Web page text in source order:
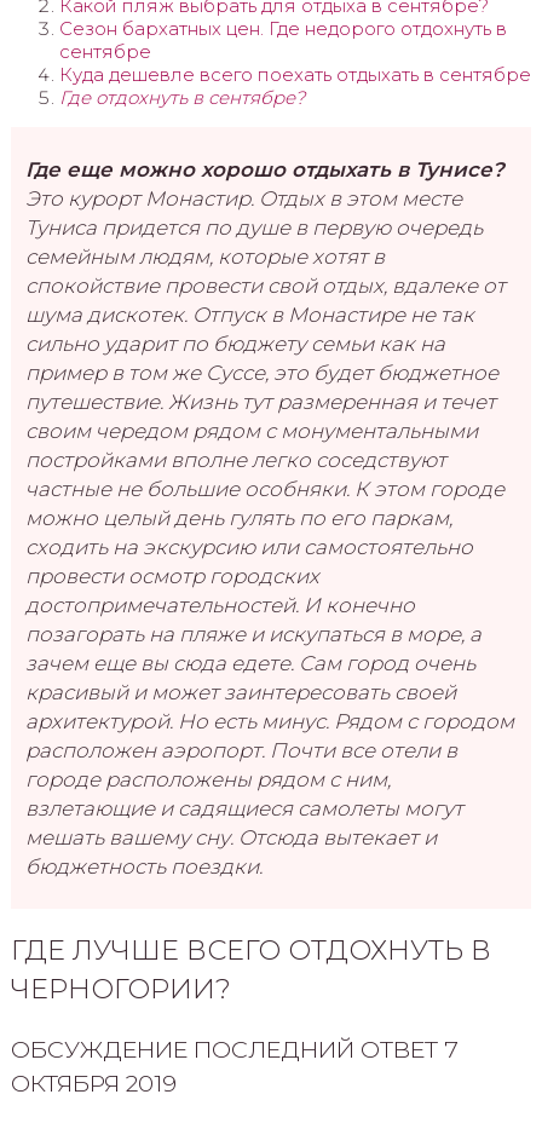
Какой пляж выбрать для отдыха в сентябре?
Сезон бархатных цен. Где недорого отдохнуть в
сентябре
Куда дешевле всего поехать отдыхать в сентябре
Где отдохнуть в сентябре?
Где еще можно хорошо отдыхать в Тунисе?
Это курорт Монастир. Отдых в этом месте
Туниса придется по душе в первую очередь
семейным людям, которые хотят в
спокойствие провести свой отдых, вдалеке от
шума дискотек. Отпуск в Монастире не так
сильно ударит по бюджету семьи как на
пример в том же Суссе, это будет бюджетное
путешествие. Жизнь тут размеренная и течет
своим чередом рядом с монументальными
постройками вполне легко соседствуют
частные не большие особняки. К этом городе
можно целый день гулять по его паркам,
сходить на экскурсию или самостоятельно
провести осмотр городских
достопримечательностей. И конечно
позагорать на пляже и искупаться в море, а
зачем еще вы сюда едете. Сам город очень
красивый и может заинтересовать своей
архитектурой. Но есть минус. Рядом с городом
расположен аэропорт. Почти все отели в
городе расположены рядом с ним,
взлетающие и садящиеся самолеты могут
мешать вашему сну. Отсюда вытекает и
бюджетность поездки.
ГДЕ ЛУЧШЕ ВСЕГО ОТДОХНУТЬ В
ЧЕРНОГОРИИ?
ОБСУЖДЕНИЕ ПОСЛЕДНИЙ ОТВЕТ 7
ОКТЯБРЯ 2019